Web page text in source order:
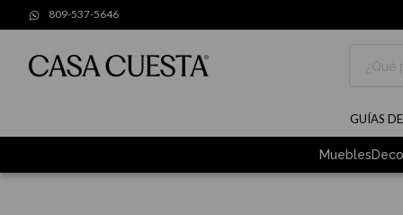
809-537-5646
GUÍAS
Muebles